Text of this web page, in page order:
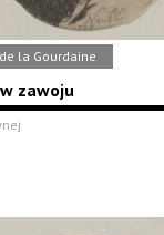
la Gourdaine
zawoju